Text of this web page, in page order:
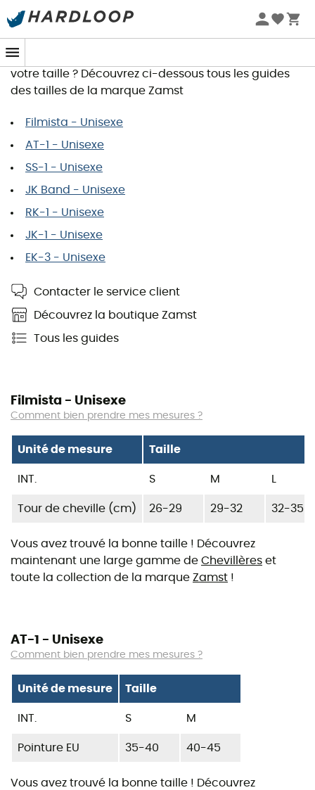
Guide des tailles Zamst
Vous souhaitez commander un article et recherchez
votre taille ? Découvrez ci-dessous tous les guides
des tailles de la marque Zamst
Filmista - Unisexe
AT-1 - Unisexe
SS-1 - Unisexe
JK Band - Unisexe
RK-1 - Unisexe
JK-1 - Unisexe
EK-3 - Unisexe
Contacter le service client
Découvrez la boutique Zamst
Tous les guides
Filmista - Unisexe
Comment bien prendre mes mesures ?
Unité de mesure Taille
INT. S M
Tour de cheville (cm) 26-29 29-32 32-35
Vous avez trouvé la bonne taille ! Découvrez
maintenant une large gamme de Chevillères et
toute la collection de la marque Zamst !
AT-1 - Unisexe
Comment bien prendre mes mesures ?
Unité de mesure Taille
INT. S M
Pointure EU 35-40 40-45
Vous avez trouvé la bonne taille ! Découvrez